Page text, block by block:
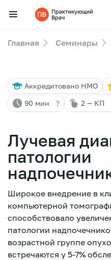
Семинары
Лекторы
FAQ
Главная Семинары
Аккредитовано НМО
90 мин ? 2 — КП
Лучевая
патологии
Широкое внедрение в
компьютерной
способствовало
патологии
возрастной группе
встречаются у 5-7%